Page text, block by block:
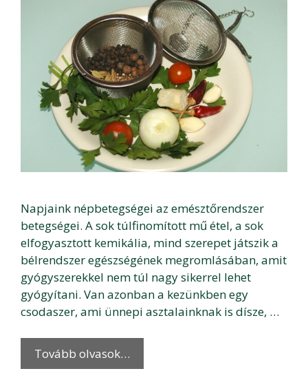
Napjaink népbetegségei az emésztőrendszer
betegségei. A sok túlfinomított mű étel, a sok
elfogyasztott kemikália, mind szerepet játszik a
bélrendszer egészségének megromlásában, amit
gyógyszerekkel nem túl nagy sikerrel lehet
gyógyítani. Van azonban a kezünkben egy
csodaszer, ami ünnepi asztalainknak is dísze, …
Tovább olvasok…